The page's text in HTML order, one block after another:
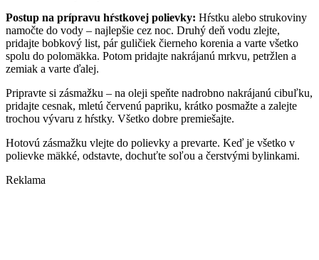
Postup na prípravu hŕstkovej polievky: Hŕstku alebo strukoviny
namočte do vody – najlepšie cez noc. Druhý deň vodu zlejte,
pridajte bobkový list, pár guličiek čierneho korenia a varte všetko
spolu do polomäkka. Potom pridajte nakrájanú mrkvu, petržlen a
zemiak a varte ďalej.
Pripravte si zásmažku – na oleji speňte nadrobno nakrájanú cibuľku,
pridajte cesnak, mletú červenú papriku, krátko posmažte a zalejte
trochou vývaru z hŕstky. Všetko dobre premiešajte.
Hotovú zásmažku vlejte do polievky a prevarte. Keď je všetko v
polievke mäkké, odstavte, dochuťte soľou a čerstvými bylinkami.
Reklama